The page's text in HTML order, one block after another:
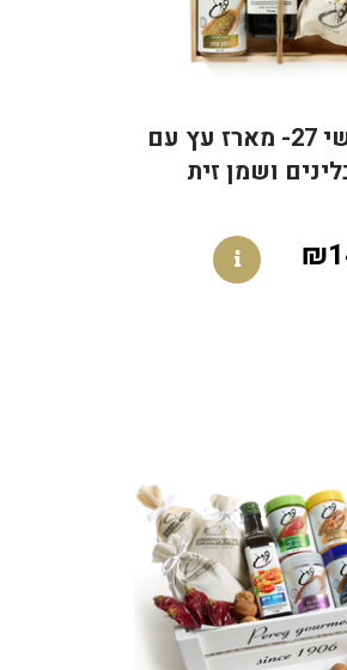
מארז שי 27- מארז עץ עם
ושמן זית